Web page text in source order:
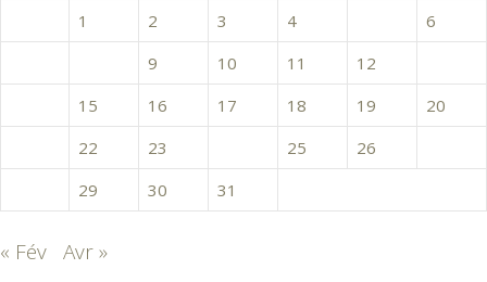
1
2 3 4
6
9 10 11 12
15 16 17 18 19
20
22 23 25 26
29 30 31
« Fév Avr »